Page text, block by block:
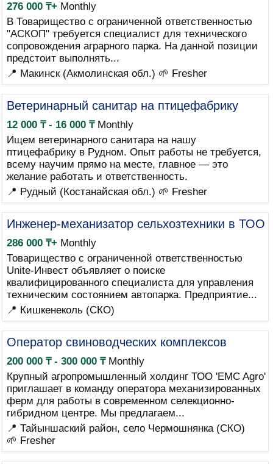
276 000 ₸+Monthly
В Товарищество с ограниченной ответственностью
"АСКОП" требуется специалист для технического
сопровождения аграрного парка. На данной позиции
предстоит выполнять...
📍 Макинск (Акмолинская обл.) 🌱 Fresher
Ветеринарный санитар на птицефабрику
12 000 ₸ - 16 000 ₸Monthly
Ищем ветеринарного санитара на нашу
птицефабрику в Рудном. Опыт работы не требуется,
всему научим прямо на месте, главное — это
желание работать и ответственность.
📍 Рудный (Костанайская обл.) 🌱 Fresher
Инженер-механизатор сельхозтехники в ТОО
286 000 ₸+Monthly
Товарищество с ограниченной ответственностью
Unite-Инвест объявляет о поиске
квалифицированного специалиста для управления
техническим состоянием автопарка. Предприятие...
📍 Кишкенеколь (СКО)
Оператор свиноводческих комплексов
200 000 ₸ - 300 000 ₸Monthly
Крупный агропромышленный холдинг ТОО 'EMC Agro'
приглашает в команду оператора механизированных
ферм для работы в современном селекционно-
гибридном центре. Мы предлагаем...
📍 Тайыншаский район, село Чермошнянка (СКО)
🌱 Fresher